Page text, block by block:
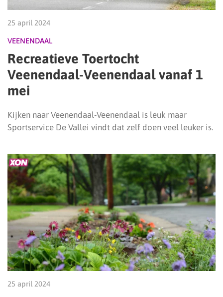
25 april 2024
VEENENDAAL
Recreatieve Toertocht
Veenendaal-Veenendaal vanaf 1
mei
Kijken naar Veenendaal-Veenendaal is leuk maar
Sportservice De Vallei vindt dat zelf doen veel leuker is.
25 april 2024